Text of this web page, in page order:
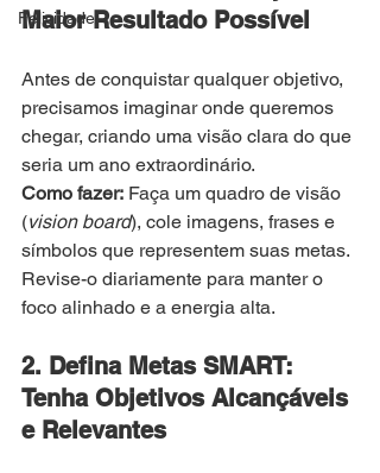
Felicidade
Maior Resultado Possível
Antes de conquistar qualquer objetivo,
precisamos imaginar onde queremos
chegar, criando uma visão clara do que
seria um ano extraordinário.
Como fazer: Faça um quadro de visão
(vision board), cole imagens, frases e
símbolos que representem suas metas.
Revise-o diariamente para manter o
foco alinhado e a energia alta.
2. Defina Metas SMART:
Tenha Objetivos Alcançáveis
e Relevantes